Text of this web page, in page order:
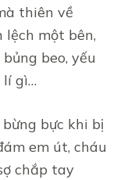
thiên về
lệch một bên,
beo, yếu
lí gì…
bực khi bị
em út, cháu
chắp tay